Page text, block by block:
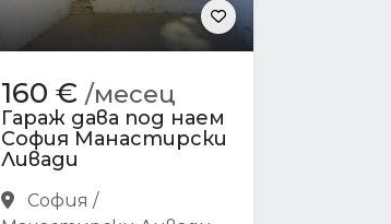
160 € /месец
Гараж дава под наем
София Манастирски
Ливади
София /